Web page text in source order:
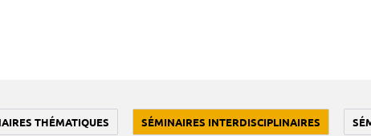
THÉMATIQUES SÉMINAIRES INTERDISCIPLINAIRES